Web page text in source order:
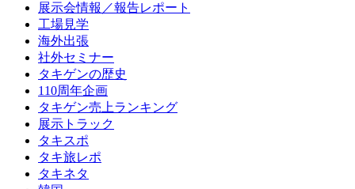
展示会情報／報告レポート
工場見学
海外出張
社外セミナー
タキゲンの歴史
110周年企画
タキゲン売上ランキング
展示トラック
タキスポ
タキ旅レポ
タキネタ